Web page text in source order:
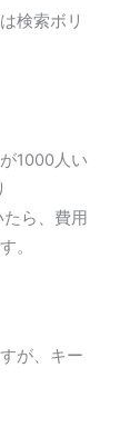
検索ボリ
1000人い
ら、費用
。
が、キー